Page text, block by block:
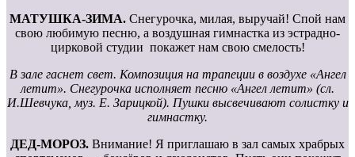
МАТУШКА-ЗИМА. Снегурочка, милая, выручай! Спой нам
свою любимую песню, а воздушная гимнастка из эстрадно-
цирковой студии покажет нам свою смелость!
В зале гаснет свет. Композиция на трапеции в воздухе «Ангел
летит». Снегурочка исполняет песню «Ангел летит» (сл.
И.Шевчука, муз. Е. Зарицкой). Пушки высвечивают солистку и
гимнастку.
ДЕД-МОРОЗ. Внимание! Я приглашаю в зал самых храбрых